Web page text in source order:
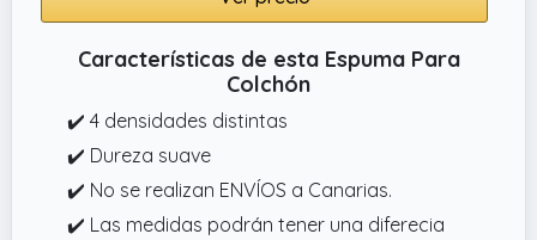
Características de esta Espuma Para
Colchón
✔️ 4 densidades distintas
✔️ Dureza suave
✔️ No se realizan ENVÍOS a Canarias.
✔️ Las medidas podrán tener una diferecia